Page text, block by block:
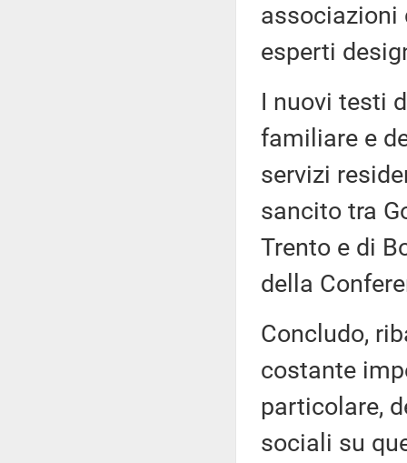
associazioni
esperti
I nuovi testi
familiare e
servizi
sancito tra
Trento e di
della
Concludo,
costante
particolare,
sociali su